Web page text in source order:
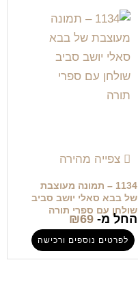
צפייה מהירה
1134 – תמונה מעוצבת
של בבא סאלי יושב סביב
שולחן עם ספרי תורה
החל מ- ₪69
לפרטים נוספים ורכישה